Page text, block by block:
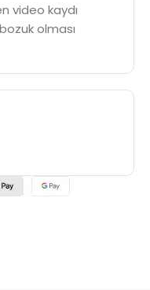
video kaydı
olması